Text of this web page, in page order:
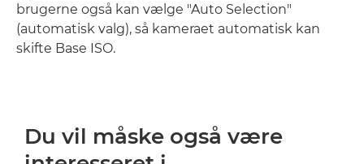
brugerne også kan vælge "Auto Selection"
(automatisk valg), så kameraet automatisk kan
skifte Base ISO.
Du vil måske også være